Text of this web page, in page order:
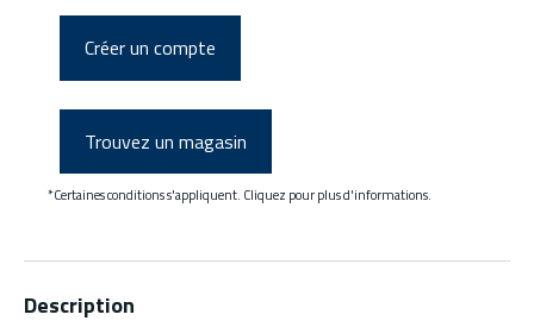
Créer un compte
Trouvez un magasin
*Certaines conditions s'appliquent. Cliquez pour plus d'informations.
Description